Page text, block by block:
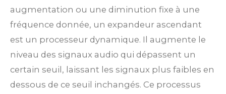
augmentation ou une diminution fixe à une
fréquence donnée, un expandeur ascendant
est un processeur dynamique. Il augmente le
niveau des signaux audio qui dépassent un
certain seuil, laissant les signaux plus faibles en
dessous de ce seuil inchangés. Ce processus